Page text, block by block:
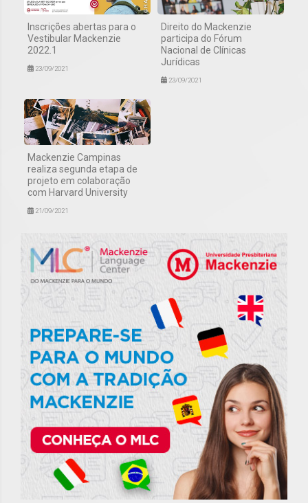
Inscrições abertas para o
Vestibular Mackenzie
2022.1
23/09/2021
Direito do Mackenzie
participa do Fórum
Nacional de Clínicas
Jurídicas
23/09/2021
Mackenzie Campinas
realiza segunda etapa de
projeto em colaboração
com Harvard University
21/09/2021